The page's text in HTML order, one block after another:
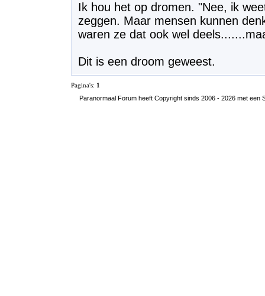
Ik hou het op dromen. "Nee, ik
zeggen. Maar mensen kunnen
waren ze dat ook wel
Dit is een droom geweest.
Pagina's: 1
Paranormaal Forum heeft Copyright sinds 2006 - 2026 met een